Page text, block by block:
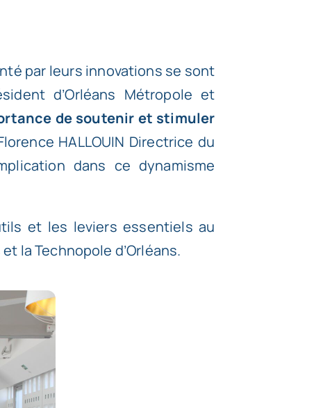
par leurs innovations se sont
d’Orléans Métropole et
de soutenir et stimuler
HALLOUIN Directrice du
dans ce dynamisme
et les leviers essentiels au
la Technopole d’Orléans.